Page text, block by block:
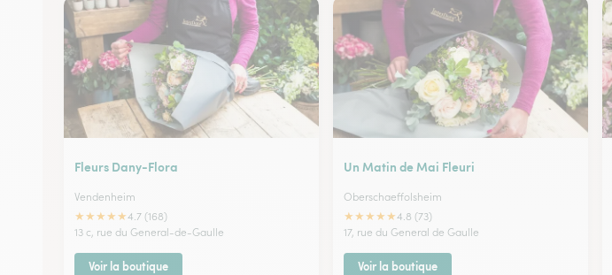
Fleurs Dany-Flora
Vendenheim
★★★★★4.7 (168)
13 c, rue du General-de-Gaulle
Voir la boutique
Un Matin de Mai Fleuri
Oberschaeffolsheim
★★★★★4.8 (73)
17, rue du General de Gaulle
Voir la boutique